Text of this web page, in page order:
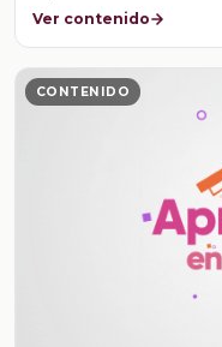
Ver contenido
CONTENIDO